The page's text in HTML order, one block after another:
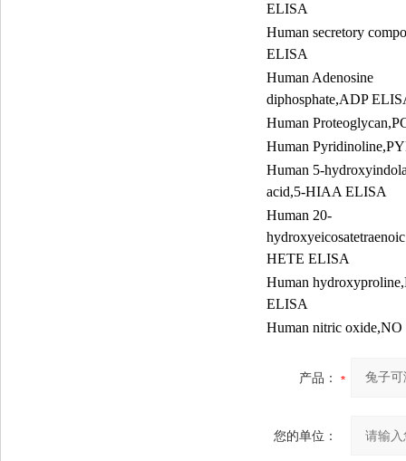
ELISA
Human secretory
ELISA
Human Adenosine
diphosphate,ADP
Human
Human
Human 5-
acid,5-HIAA ELISA
Human 20-
HETE ELISA
Human
ELISA
Human nitric
产品：
您的单位：